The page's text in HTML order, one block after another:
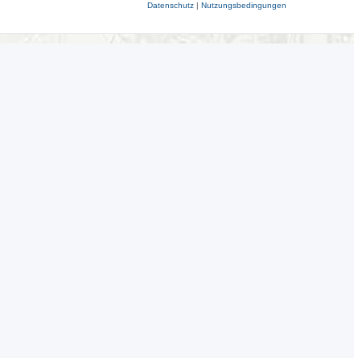
Datenschutz| Nutzungsbedingungen